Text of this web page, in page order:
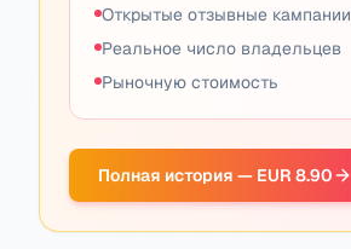
Открытые отзывные кампании
Реальное число владельцев
Рыночную стоимость
Полная история — EUR 8.90